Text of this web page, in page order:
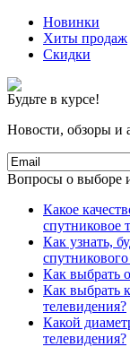
Новинки
Хиты продаж
Скидки
Будьте в курсе!
Новости, обзоры и
Вопросы о выборе
Какое
спутниковое
Как узнать,
Как выбрать
Как выбрать
телевидения?
Какой
телевидения?